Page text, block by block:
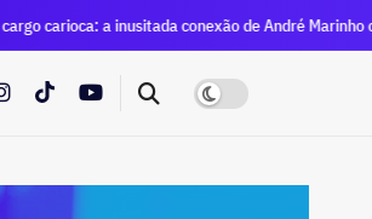
inusitada conexão de André Marinho com Eduardo